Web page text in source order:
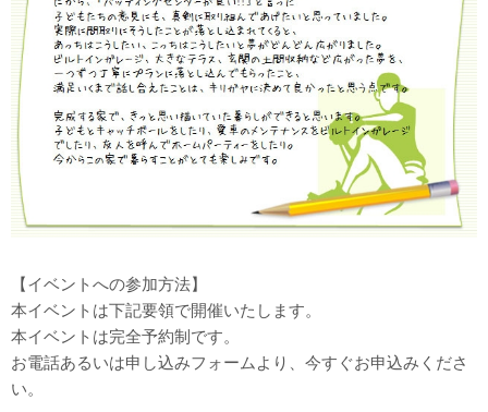
【イベントへの参加方法】
本イベントは下記要領で開催いたします。
本イベントは完全予約制です。
お電話あるいは申し込みフォームより、今すぐお申込みくださ
い。